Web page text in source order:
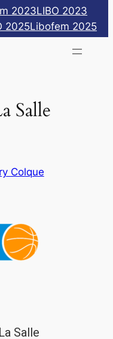
2023LIBO 2023
2025Libofem 2025
Salle
Colque
La Salle